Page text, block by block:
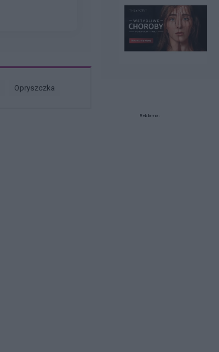
opryszczka
Reklama: